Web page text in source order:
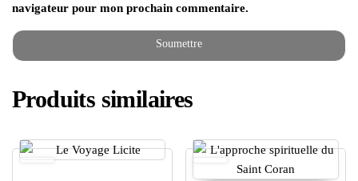
navigateur pour mon prochain commentaire.
Produits similaires